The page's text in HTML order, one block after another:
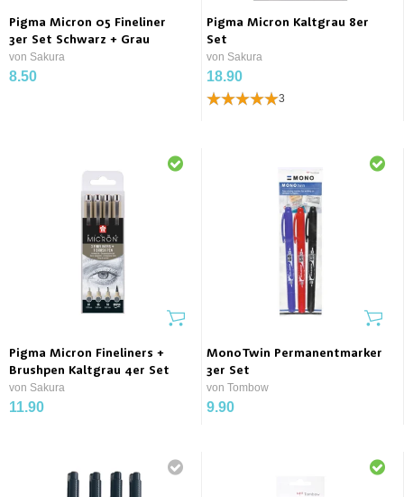
Pigma Micron 05 Fineliner
3er Set Schwarz + Grau
von Sakura
8.50
Pigma Micron Kaltgrau 8er
Set
von Sakura
18.90
3
Pigma Micron Fineliners +
Brushpen Kaltgrau 4er Set
von Sakura
11.90
MonoTwin Permanentmarker
3er Set
von Tombow
9.90